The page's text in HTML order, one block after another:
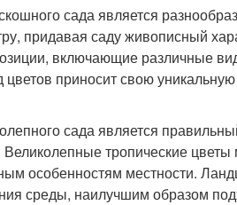
сада является
придавая саду живописный
включающие различные
приносит свою
сада является
тропические
особенностям местности.
среды, наилучшим образом